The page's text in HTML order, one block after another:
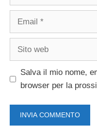
Email
Sito
Salva il mio nome,
browser per la